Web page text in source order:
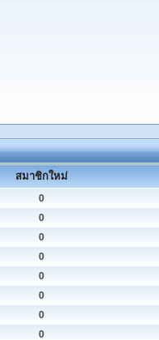
สมาชิกใหม่
0
0
0
0
0
0
0
0